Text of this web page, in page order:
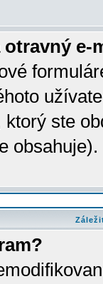
e-
ste